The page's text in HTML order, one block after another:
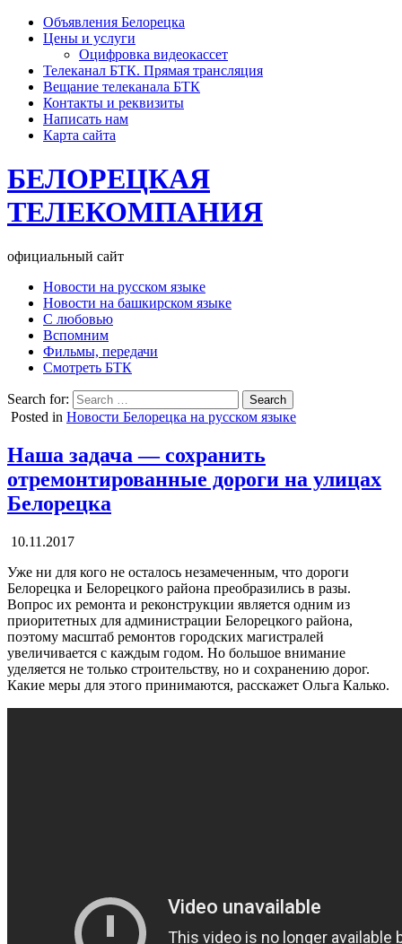
Объявления Белорецка
Цены и услуги
Оцифровка видеокассет
Телеканал БТК. Прямая трансляция
Вещание телеканала БТК
Контакты и реквизиты
Написать нам
Карта сайта
БЕЛОРЕЦКАЯ
ТЕЛЕКОМПАНИЯ
официальный сайт
Новости на русском языке
Новости на башкирском языке
С любовью
Вспомним
Фильмы, передачи
Смотреть БТК
Search for:
Posted in Новости Белорецка на русском языке
Наша задача — сохранить
отремонтированные дороги на улицах
Белорецка
10.11.2017
Уже ни для кого не осталось незамеченным, что дороги
Белорецка и Белорецкого района преобразились в разы.
Вопрос их ремонта и реконструкции является одним из
приоритетных для администрации Белорецкого района,
поэтому масштаб ремонтов городских магистралей
увеличивается с каждым годом. Но большое внимание
уделяется не только строительству, но и сохранению дорог.
Какие меры для этого принимаются, расскажет Ольга Калько.